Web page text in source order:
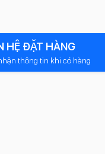
HỆ ĐẶT HÀNG
thông tin khi có hàng